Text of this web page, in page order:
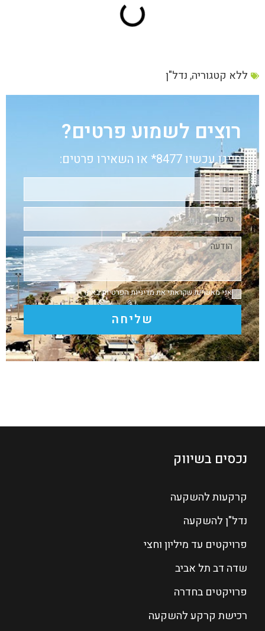
ללא קטגוריה,נדל"ן
רוצים לשמוע פרטים?
חייגו עכשיו 8477* או השאירו פרטים:
אני מאשר/ת שקראתי אתמדיניות הפרטיותבאתר
שליחה
נכסים בשיווק
קרקעות להשקעה
נדל"ן להשקעה
פרויקטים עד מיליון וחצי
שדה דב תל אביב
פרויקטים בחדרה
רכישת קרקע להשקעה